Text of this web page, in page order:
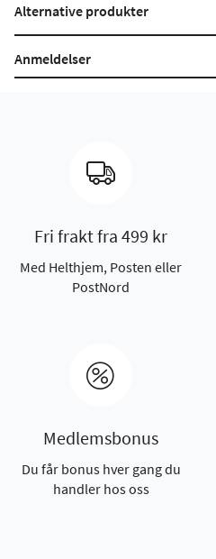
Alternative produkter
Anmeldelser
Fri frakt fra 499 kr
Med Helthjem, Posten eller
PostNord
Medlemsbonus
Du får bonus hver gang du
handler hos oss